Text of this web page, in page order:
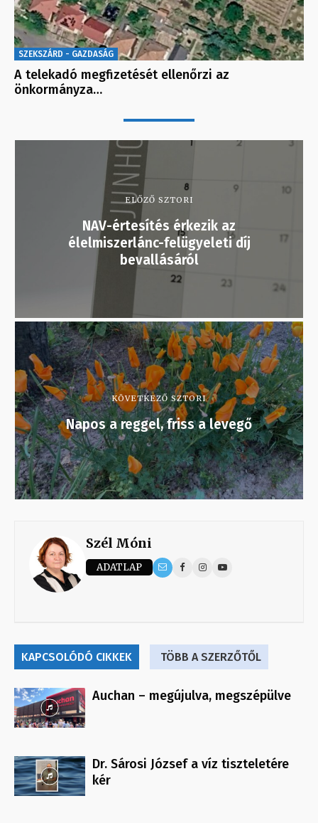
SZEKSZÁRD - GAZDASÁG
A telekadó megfizetését ellenőrzi az
önkormányza…
ELŐZŐ SZTORI
NAV-értesítés érkezik az
élelmiszerlánc-felügyeleti díj
bevallásáról
KÖVETKEZŐ SZTORI
Napos a reggel, friss a levegő
Szél Móni
ADATLAP
KAPCSOLÓDÓ CIKKEK TÖBB A SZERZŐTŐL
Auchan – megújulva, megszépülve
Dr. Sárosi József a víz tiszteletére
kér